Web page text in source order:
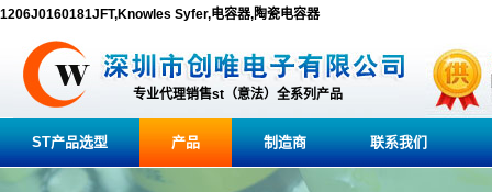
1206J0160181JFT,Knowles Syfer,电容器,陶瓷电容器
专业代理销售st（意法）全系列产品
ST产品选型 产品 制造商 联系我们